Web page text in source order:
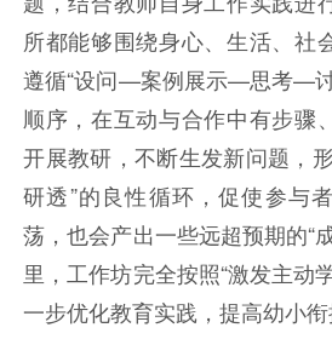
所都能够围绕身心、生活、社
遵循“设问—案例展示—思考—
顺序，在互动与合作中有步骤
开展教研，不断生发新问题，
研透”的良性循环，促使参与
荡，也会产出一些远超预期的“
里，工作坊完全按照“激发主动
一步优化教育实践，提高幼小衔